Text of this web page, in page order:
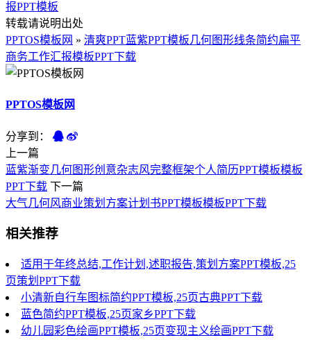
报PPT模板
转载请说明出处
PPTOS模板网 » 清爽PPT蓝紫PPT模板几何图形线条简约扁平
商务工作汇报模板PPT下载
PPTOS模板网
分享到：
上一篇
蓝紫渐变几何图形创意杂志风完整框架个人简历PPT模板模板
PPT下载 下一篇
大气几何风商业策划方案计划书PPT模板模板PPT下载
相关推荐
适用于年终总结,工作计划,述职报告,策划方案PPT模板,25
页策划PPT下载
小清新自行车图标简约PPT模板,25页古典PPT下载
蓝色简约PPT模板,25页家乡PPT下载
幼儿园彩色绘画PPT模板,25页变现主义绘画PPT下载